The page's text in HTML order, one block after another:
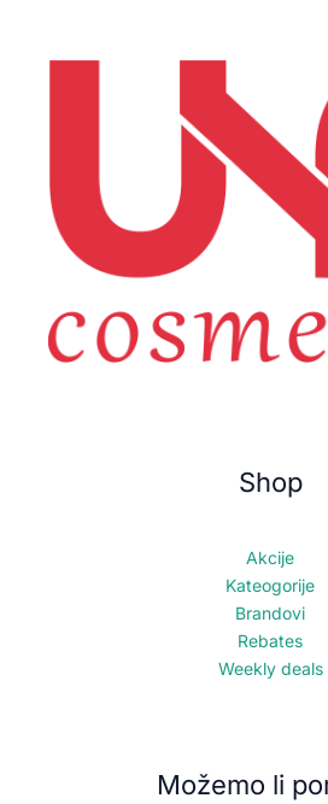
Shop
Akcije
Kateogorije
Brandovi
Rebates
Weekly deals
Možemo li